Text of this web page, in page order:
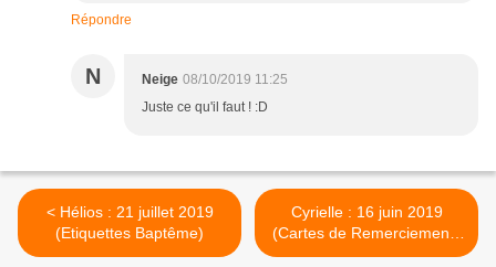
Répondre
N Neige 08/10/2019 11:25
Juste ce qu'il faut ! :D
< Hélios : 21 juillet 2019
(Etiquettes Baptême)
Cyrielle : 16 juin 2019
(Cartes de Remerciements
Communion) >